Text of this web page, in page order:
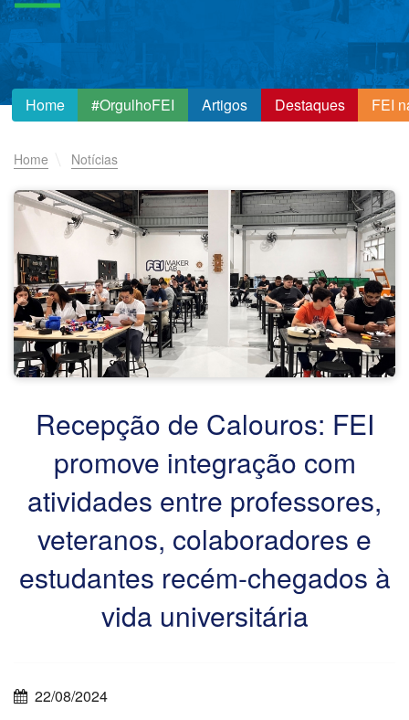
Home #OrgulhoFEI Artigos Destaques FEI
Home Notícias
Recepção de Calouros: FEI
promove integração com
atividades entre professores,
veteranos, colaboradores e
estudantes recém-chegados à
vida universitária
22/08/2024